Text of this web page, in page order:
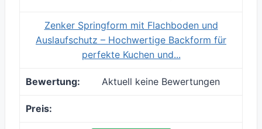
Zenker Springform mit Flachboden und
Auslaufschutz – Hochwertige Backform für
perfekte Kuchen und...
Aktuell keine Bewertungen